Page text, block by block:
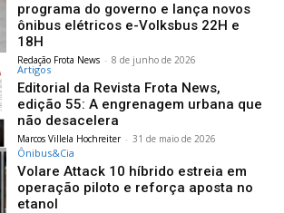
programa do governo e lança novos
ônibus elétricos e-Volksbus 22H e
18H
Redação Frota News - 8 de junho de 2026
Artigos
Editorial da Revista Frota News,
edição 55: A engrenagem urbana que
não desacelera
Marcos Villela Hochreiter - 31 de maio de 2026
Ônibus&Cia
Volare Attack 10 híbrido estreia em
operação piloto e reforça aposta no
etanol